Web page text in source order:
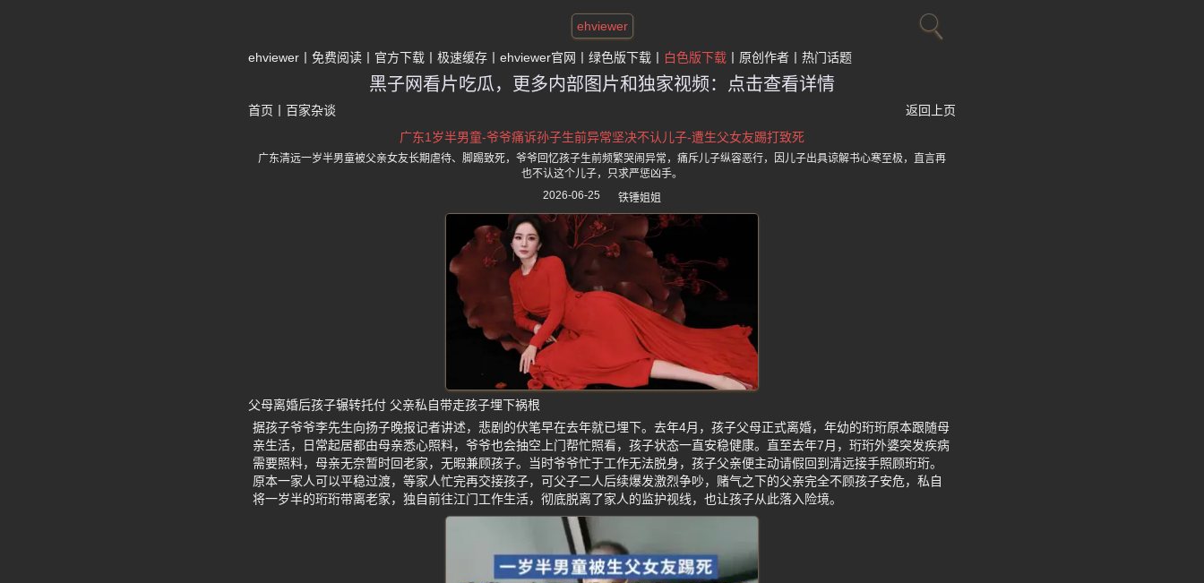
ehviewer
ehviewer 免费阅读 官方下载 极速缓存 ehviewer官网 绿色版下载 白色版下载 原创作者 热门话题
黑子网看片吃瓜，更多内部图片和独家视频：点击查看详情
首页 百家杂谈
返回上页
广东1岁半男童-爷爷痛诉孙子生前异常坚决不认儿子-遭生父女友踢打致死
广东清远一岁半男童被父亲女友长期虐待、脚踢致死，爷爷回忆孩子生前频繁哭闹异常，痛斥儿子纵容恶行，因儿子出具谅解书心寒至极，直言再
也不认这个儿子，只求严惩凶手。
2026-06-25
铁锤姐姐
父母离婚后孩子辗转托付 父亲私自带走孩子埋下祸根
据孩子爷爷李先生向扬子晚报记者讲述，悲剧的伏笔早在去年就已埋下。去年4月，孩子父母正式离婚，年幼的珩珩原本跟随母
亲生活，日常起居都由母亲悉心照料，爷爷也会抽空上门帮忙照看，孩子状态一直安稳健康。直至去年7月，珩珩外婆突发疾病
需要照料，母亲无奈暂时回老家，无暇兼顾孩子。当时爷爷忙于工作无法脱身，孩子父亲便主动请假回到清远接手照顾珩珩。
原本一家人可以平稳过渡，等家人忙完再交接孩子，可父子二人后续爆发激烈争吵，赌气之下的父亲完全不顾孩子安危，私自
将一岁半的珩珩带离老家，独自前往江门工作生活，彻底脱离了家人的监护视线，也让孩子从此落入险境。